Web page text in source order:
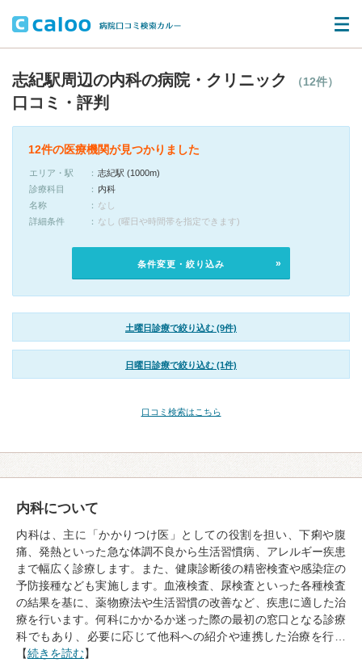
志紀駅周辺の内科の病院・クリニック （12件）
口コミ・評判
12件の医療機関が見つかりました
エリア・駅
志紀駅 (1000m)
診療科目
内科
名称
なし
詳細条件
なし (曜日や時間帯を指定できます)
条件変更・絞り込み
土曜日診療で絞り込む (9件)
日曜日診療で絞り込む (1件)
口コミ検索はこちら
内科について
内科は、主に「かかりつけ医」としての役割を担い、下痢や腹
痛、発熱といった急な体調不良から生活習慣病、アレルギー疾患
まで幅広く診療します。また、健康診断後の精密検査や感染症の
予防接種なども実施します。血液検査、尿検査といった各種検査
の結果を基に、薬物療法や生活習慣の改善など、疾患に適した治
療を行います。何科にかかるか迷った際の最初の窓口となる診療
科でもあり、必要に応じて他科への紹介や連携した治療を行…
【続きを読む】